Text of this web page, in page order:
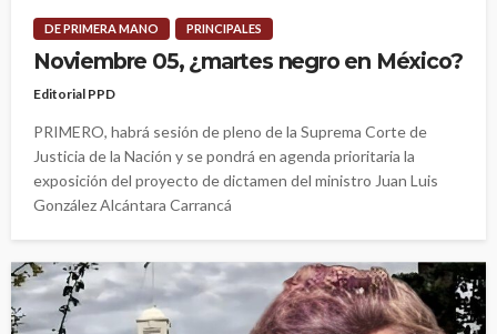
DE PRIMERA MANO PRINCIPALES
Noviembre 05, ¿martes negro en México?
Editorial PPD
PRIMERO, habrá sesión de pleno de la Suprema Corte de
Justicia de la Nación y se pondrá en agenda prioritaria la
exposición del proyecto de dictamen del ministro Juan Luis
González Alcántara Carrancá